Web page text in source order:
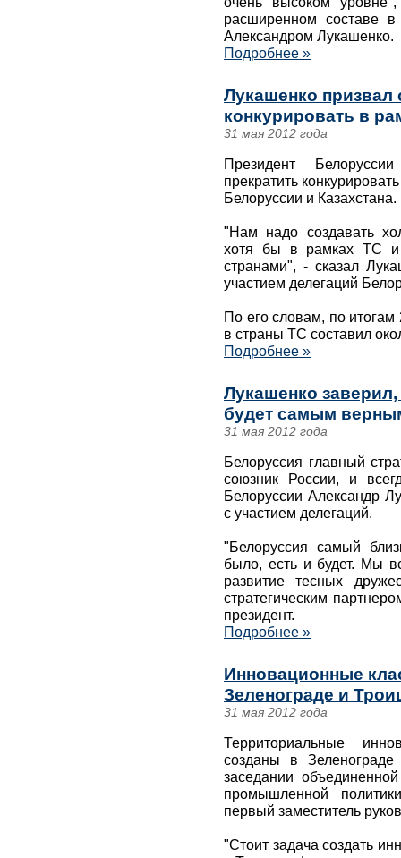
расширенном составе
Александром Лукашенко.
Подробнее »
Лукашенко призвал
конкурировать в
31 мая 2012 года
Президент
прекратить
Белоруссии и Казахстана.
"Нам надо создавать
хотя бы в рамках ТС и
странами", - сказал
участием делегаций
По его словам, по итогам
в страны ТС составил
Подробнее »
Лукашенко
будет самым
31 мая 2012 года
Белоруссия главный
союзник России, и
Белоруссии Александр
с участием делегаций.
"Белоруссия самый
было, есть и будет. Мы
развитие тесных
стратегическим
президент.
Подробнее »
Инновационные
Зеленограде и
31 мая 2012 года
Территориальные
созданы в
заседании
промышленной
первый заместитель
"Стоит задача создать